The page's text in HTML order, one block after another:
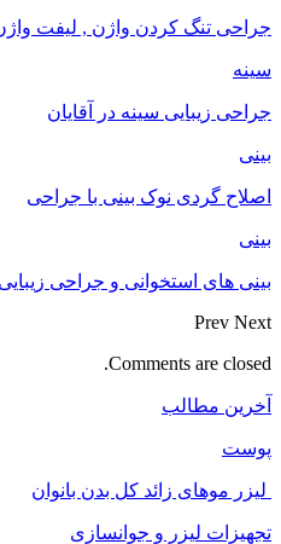
جراحی تنگ کردن واژن , لیفت
سینه
جراحی زیبایی سینه در آقایان
بینی
اصلاح گردی نوک بینی با جراحی
بینی
بینی های استخوانی و جراحی
Prev Next
Comments are closed.
آخرین مطالب
پوست
لیزر موهای زائد کل بدن بانوان
تجهیزات لیزر و جوانسازی